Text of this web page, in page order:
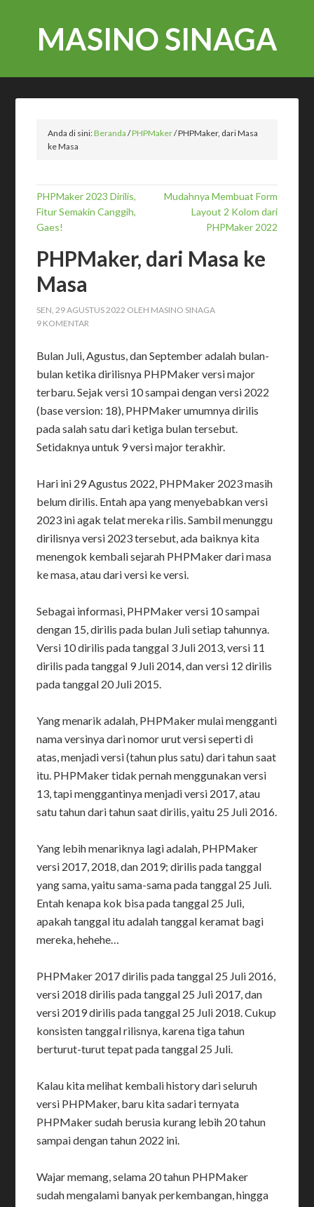
MASINO SINAGA
Anda di sini:Beranda /PHPMaker/PHPMaker, dari Masa
ke Masa
PHPMaker 2023 Dirilis,
Fitur Semakin Canggih,
Gaes!
Mudahnya Membuat Form
Layout 2 Kolom dari
PHPMaker 2022
PHPMaker, dari Masa ke
Masa
SEN, 29 AGUSTUS 2022 OLEH MASINO SINAGA
9 KOMENTAR
Bulan Juli, Agustus, dan September adalah bulan-
bulan ketika dirilisnya PHPMaker versi major
terbaru. Sejak versi 10 sampai dengan versi 2022
(base version: 18), PHPMaker umumnya dirilis
pada salah satu dari ketiga bulan tersebut.
Setidaknya untuk 9 versi major terakhir.
Hari ini 29 Agustus 2022, PHPMaker 2023 masih
belum dirilis. Entah apa yang menyebabkan versi
2023 ini agak telat mereka rilis. Sambil menunggu
dirilisnya versi 2023 tersebut, ada baiknya kita
menengok kembali sejarah PHPMaker dari masa
ke masa, atau dari versi ke versi.
Sebagai informasi, PHPMaker versi 10 sampai
dengan 15, dirilis pada bulan Juli setiap tahunnya.
Versi 10 dirilis pada tanggal 3 Juli 2013, versi 11
dirilis pada tanggal 9 Juli 2014, dan versi 12 dirilis
pada tanggal 20 Juli 2015.
Yang menarik adalah, PHPMaker mulai mengganti
nama versinya dari nomor urut versi seperti di
atas, menjadi versi (tahun plus satu) dari tahun saat
itu. PHPMaker tidak pernah menggunakan versi
13, tapi menggantinya menjadi versi 2017, atau
satu tahun dari tahun saat dirilis, yaitu 25 Juli 2016.
Yang lebih menariknya lagi adalah, PHPMaker
versi 2017, 2018, dan 2019; dirilis pada tanggal
yang sama, yaitu sama-sama pada tanggal 25 Juli.
Entah kenapa kok bisa pada tanggal 25 Juli,
apakah tanggal itu adalah tanggal keramat bagi
mereka, hehehe…
PHPMaker 2017 dirilis pada tanggal 25 Juli 2016,
versi 2018 dirilis pada tanggal 25 Juli 2017, dan
versi 2019 dirilis pada tanggal 25 Juli 2018. Cukup
konsisten tanggal rilisnya, karena tiga tahun
berturut-turut tepat pada tanggal 25 Juli.
Kalau kita melihat kembali history dari seluruh
versi PHPMaker, baru kita sadari ternyata
PHPMaker sudah berusia kurang lebih 20 tahun
sampai dengan tahun 2022 ini.
Wajar memang, selama 20 tahun PHPMaker
sudah mengalami banyak perkembangan, hingga